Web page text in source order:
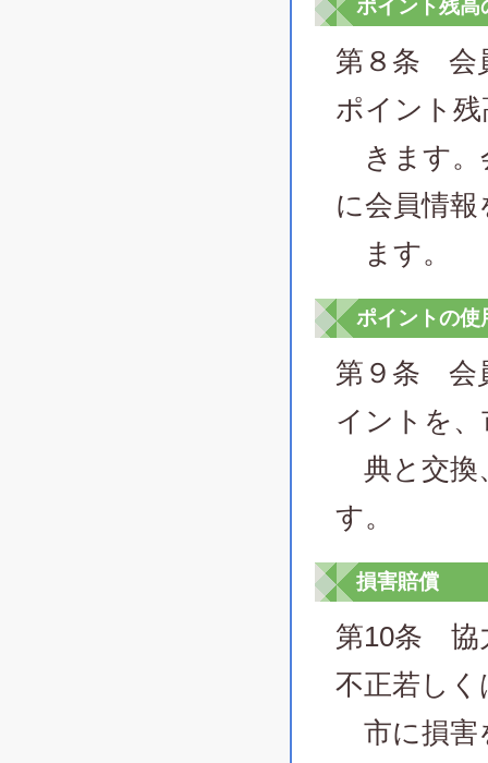
ポイント残高
第８条 会
ポイント
きます。
に会員情
ます。
ポイントの使
第９条 会
イントを
典と交換
す。
損害賠償
第10条 協
不正若し
市に損害